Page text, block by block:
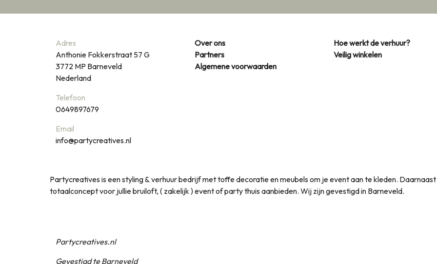
Adres
Anthonie Fokkerstraat 57 G
3772 MP Barneveld
Nederland
Telefoon
0649897679
Email
info@partycreatives.nl
Over ons
Partners
Algemene voorwaarden
Hoe werkt de verhuur?
Veilig winkelen
Partycreatives is een styling & verhuur bedrijf met toffe decoratie en meubels om je event aan te kleden.
totaalconcept voor jullie bruiloft, ( zakelijk ) event of party thuis aanbieden. Wij zijn gevestigd in Barneveld.
Partycreatives.nl
Gevestigd te Barneveld